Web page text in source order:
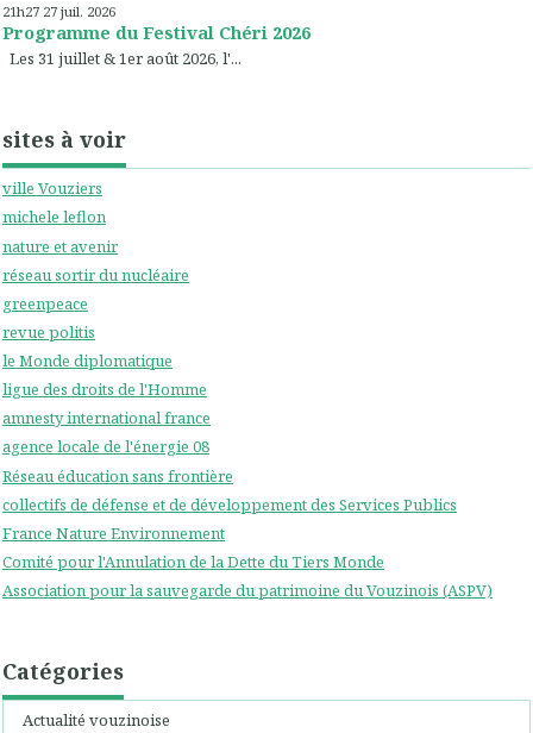
21h27 27 juil. 2026
Programme du Festival Chéri 2026
Les 31 juillet & 1er août 2026, l'...
sites à voir
ville Vouziers
michele leflon
nature et avenir
réseau sortir du nucléaire
greenpeace
revue politis
le Monde diplomatique
ligue des droits de l'Homme
amnesty international france
agence locale de l'énergie 08
Réseau éducation sans frontière
collectifs de défense et de développement des Services Publics
France Nature Environnement
Comité pour l'Annulation de la Dette du Tiers Monde
Association pour la sauvegarde du patrimoine du Vouzinois (ASPV)
Catégories
Actualité vouzinoise